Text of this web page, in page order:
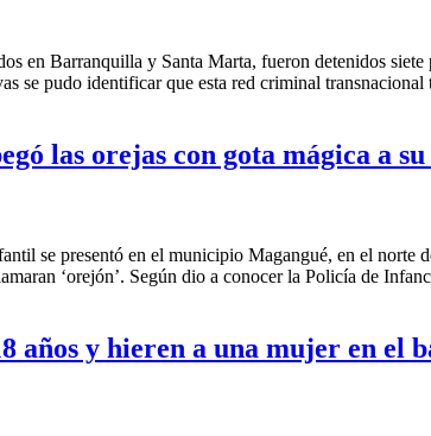
en Barranquilla y Santa Marta, fueron detenidos
se pudo identificar que esta red criminal
las orejas con gota mágica a
se presentó en el municipio Magangué, en el norte
‘orejón’. Según dio a conocer la Policía de
años y hieren a una mujer en el